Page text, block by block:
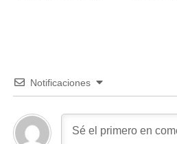
Notificaciones